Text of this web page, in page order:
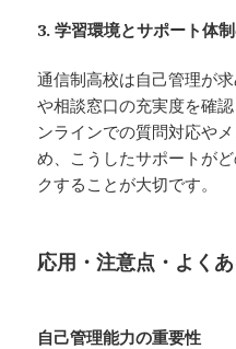
3. 学習環境とサポート体
通信制高校は自己管理が
や相談窓口の充実度を確
ンラインでの質問対応や
め、こうしたサポートが
クすることが大切です。
応用・注意点・よく
自己管理能力の重要性